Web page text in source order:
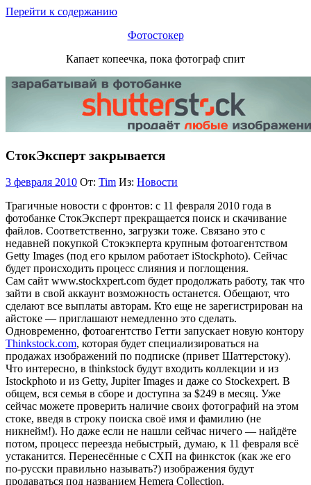
Перейти к содержанию
Фотостокер
Капает копеечка, пока фотограф спит
СтокЭксперт закрывается
3 февраля 2010 От: Tim Из: Новости
Трагичные новости с фронтов: с 11 февраля 2010 года в
фотобанке СтокЭксперт прекращается поиск и скачивание
файлов. Соответственно, загрузки тоже. Связано это с
недавней покупкой Стокэкперта крупным фотоагентством
Getty Images (под его крылом работает iStockphoto). Сейчас
будет происходить процесс слияния и поглощения.
Сам сайт www.stockxpert.com будет продолжать работу, так что
зайти в свой аккаунт возможность останется. Обещают, что
сделают все выплаты авторам. Кто еще не зарегистрирован на
айстоке — приглашают немедленно это сделать.
Одновременно, фотоагентство Гетти запускает новую контору
Thinkstock.com, которая будет специализироваться на
продажах изображений по подписке (привет Шаттерстоку).
Что интересно, в thinkstock будут входить коллекции и из
Istockphoto и из Getty, Jupiter Images и даже со Stockexpert. В
общем, вся семья в сборе и доступна за $249 в месяц. Уже
сейчас можете проверить наличие своих фотографий на этом
стоке, введя в строку поиска своё имя и фамилию (не
никнейм!). Но даже если не нашли сейчас ничего — найдёте
потом, процесс переезда небыстрый, думаю, к 11 февраля всё
устаканится. Перенесённые с СХП на финксток (как же его
по-русски правильно называть?) изображения будут
продаваться под названием Hemera Collection.